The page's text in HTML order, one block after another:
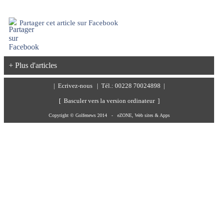
Partager cet article sur Facebook
+ Plus d'articles
Ecrivez-nous | Tél.: 00228 70024898 |
[ Basculer vers la version ordinateur ]
Copyright © Golfenews 2014 - eZONE, Web sites & Apps